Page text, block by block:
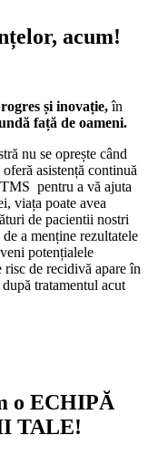
acum!
și inovație,în
față de oameni.
nu se oprește când
asistență continuă
pentru a vă ajuta
viața poate avea
de pacientii nostri
a menține rezultatele
potențialele
de recidivă apare în
tratamentul acut
o ECHIPĂ
TALE!